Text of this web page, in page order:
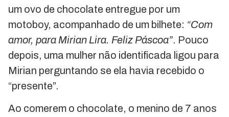
um ovo de chocolate entregue por um
motoboy, acompanhado de um bilhete: “Com
amor, para Mirian Lira. Feliz Páscoa”. Pouco
depois, uma mulher não identificada ligou para
Mirian perguntando se ela havia recebido o
“presente”.
Ao comerem o chocolate, o menino de 7 anos